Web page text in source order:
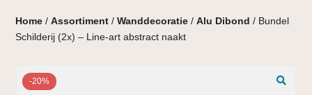
Home /Assortiment /Wanddecoratie /Alu Dibond / Bundel
Schilderij (2x) – Line-art abstract naakt
-20%